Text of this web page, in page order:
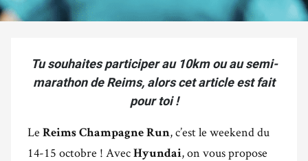
Tu souhaites participer au 10km ou au semi-
marathon de Reims, alors cet article est fait
pour toi !
Le Reims Champagne Run, c’est le weekend du
14-15 octobre ! Avec Hyundai, on vous propose